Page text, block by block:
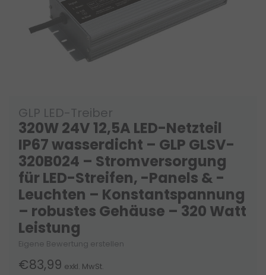
GLP LED-Treiber
320W 24V 12,5A LED-Netzteil
IP67 wasserdicht – GLP GLSV-
320B024 – Stromversorgung
für LED-Streifen, -Panels & -
Leuchten – Konstantspannung
– robustes Gehäuse – 320 Watt
Leistung
Eigene Bewertung erstellen
€83,99 exkl. MwSt.